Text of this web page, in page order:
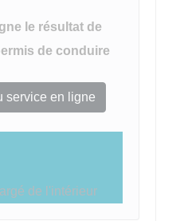
le résultat de
de conduire
service en ligne
de l'intérieur